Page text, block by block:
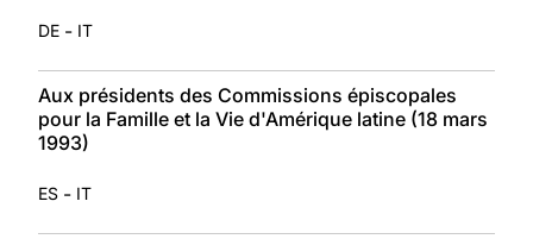
DE - IT
Aux présidents des Commissions épiscopales
pour la Famille et la Vie d'Amérique latine (18 mars
1993)
ES - IT